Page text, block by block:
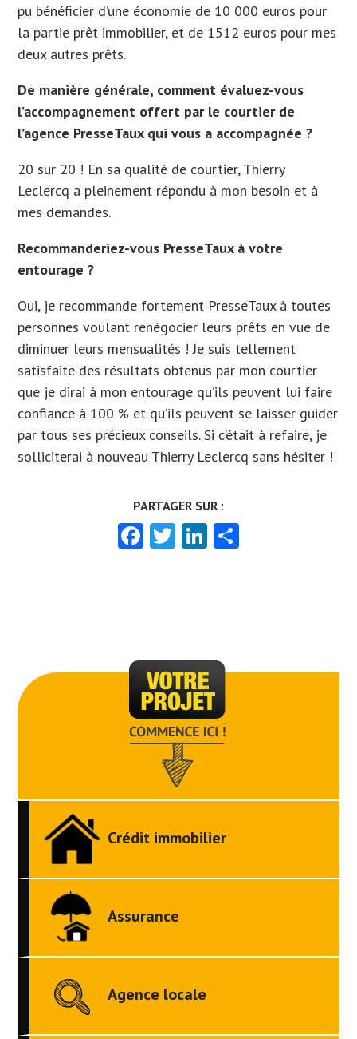
pu bénéficier d’une économie de 10 000 euros pour
la partie prêt immobilier, et de 1512 euros pour mes
deux autres prêts.
De manière générale, comment évaluez-vous
l’accompagnement offert par le courtier de
l’agence PresseTaux qui vous a accompagnée ?
20 sur 20 ! En sa qualité de courtier, Thierry
Leclercq a pleinement répondu à mon besoin et à
mes demandes.
Recommanderiez-vous PresseTaux à votre
entourage ?
Oui, je recommande fortement PresseTaux à toutes
personnes voulant renégocier leurs prêts en vue de
diminuer leurs mensualités ! Je suis tellement
satisfaite des résultats obtenus par mon courtier
que je dirai à mon entourage qu’ils peuvent lui faire
confiance à 100 % et qu’ils peuvent se laisser guider
par tous ses précieux conseils. Si c’était à refaire, je
solliciterai à nouveau Thierry Leclercq sans hésiter !
Facebook
TwitterLinkedIn
Crédit immobilier
Assurance
Agence locale